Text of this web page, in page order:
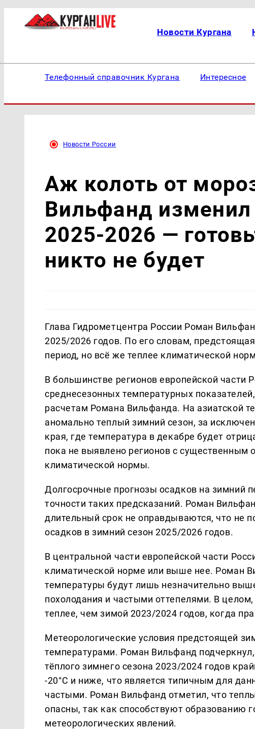
Новости Кургана
Телефонный справочник Кургана Интересное
Новости России
Аж колоть от
Вильфанд изменил
2025-2026 —
никто не будет
Глава Гидрометцентра России Роман
2025/2026 годов. По его словам,
период, но всё же теплее климатической
В большинстве регионов европейской
среднесезонных температурных
расчетам Романа Вильфанда. На азиатской
аномально теплый зимний сезон, за
края, где температура в декабре будет
пока не выявлено регионов с существенным
климатической нормы.
Долгосрочные прогнозы осадков на зимний
точности таких предсказаний. Роман
длительный срок не оправдываются, что не
осадков в зимний сезон 2025/2026 годов.
В центральной части европейской части
климатической норме или выше нее. Роман
температуры будут лишь незначительно
похолодания и частыми оттепелями. В
теплее, чем зимой 2023/2024 годов, когда
Метеорологические условия предстоящей
температурами. Роман Вильфанд
тёплого зимнего сезона 2023/2024 годов
-20°C и ниже, что является типичным для
частыми. Роман Вильфанд отметил, что
опасны, так как способствуют образованию
метеорологических явлений.